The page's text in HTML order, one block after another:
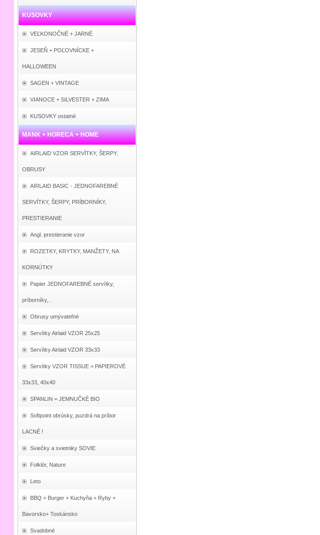
KUSOVKY
VEĽKONOČNÉ + JARNÉ
JESEŇ + POĽOVNÍCKE +
HALLOWEEN
SAGEN + VINTAGE
VIANOCE + SILVESTER + ZIMA
KUSOVKY ostatné
MANK + HORECA + HOME
AIRLAID VZOR SERVÍTKY, ŠERPY,
OBRUSY
AIRLAID BASIC - JEDNOFAREBNÉ
SERVÍTKY, ŠERPY, PRÍBORNÍKY,
PRESTIERANIE
Angl. prestieranie vzor
ROZETKY, KRYTKY, MANŽETY, NA
KORNÚTKY
Papier JEDNOFAREBNÉ servítky,
príborníky,..
Obrusy umývateľné
Servítky Airlaid VZOR 25x25
Servítky Airlaid VZOR 33x33
Servítky VZOR TISSUE = PAPIEROVÉ
33x33, 40x40
SPANLIN = JEMNUČKÉ BIO
Softpoint obrúsky, puzdrá na príbor
LACNÉ !
Sviečky a svietniky SOVIE
Folklór, Nature
Leto
BBQ + Burger + Kuchyňa + Ryby +
Bavorsko+ Toskánsko
Svadobné